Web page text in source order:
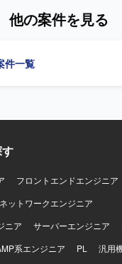
素を幅広く経験すること
、CloudFormation、
ラットフォームにおける
用）、各種セキュリティ
、金融水準のセキュリ
める人物像】 金融業界
ルチアカウント環境や
CDの標準化といった開発
だける方が望ましいです。
業界向けの高セキュリテ
ント基盤の設計・運用に
他の案件を見る
件一覧
フロントエンドエンジニア
ネットワークエンジニア
ニア
サーバーエンジニア
系エンジニア PL 汎用